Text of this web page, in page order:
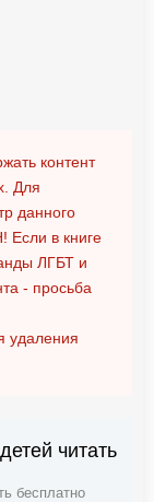
контент
Для
данного
Если в книге
ЛГБТ и
- просьба
удаления
читать
бесплатно